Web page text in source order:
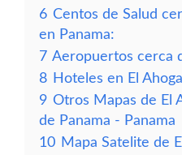
6 Centos de Salud
en Panama:
7 Aeropuertos cerca
8 Hoteles en El
9 Otros Mapas de El
de Panama - Panama
10 Mapa Satelite de